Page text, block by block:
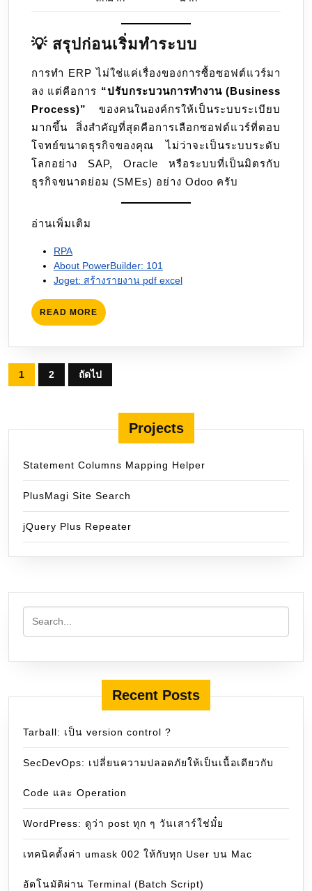
💡 สรุปก่อนเริ่มทำระบบ
การทำ ERP ไม่ใช่แค่เรื่องของการซื้อซอฟต์แวร์มา
ลง แต่คือการ “ปรับกระบวนการทำงาน (Business
Process)”
ของคนในองค์กรให้เป็นระบบระเบียบ
มากขึ้น สิ่งสำคัญที่สุดคือการเลือกซอฟต์แวร์ที่ตอบ
โจทย์ขนาดธุรกิจของคุณ ไม่ว่าจะเป็นระบบระดับ
โลกอย่าง SAP, Oracle หรือระบบที่เป็นมิตรกับ
ธุรกิจขนาดย่อม (SMEs) อย่าง Odoo ครับ
อ่านเพิ่มเติม
RPA
About PowerBuilder: 101
Joget: สร้างรายงาน pdf excel
READ MORE READ
MORE
Posts
pagination
1 2 ถัดไป
Projects
Statement Columns Mapping Helper
PlusMagi Site Search
jQuery Plus Repeater
Recent Posts
Tarball: เป็น version control ?
SecDevOps: เปลี่ยนความปลอดภัยให้เป็นเนื้อเดียวกับ
Code และ Operation
WordPress: ดูว่า post ทุก ๆ วันเสาร์ใช่มั๋ย
เทคนิคตั้งค่า umask 002 ให้กับทุก User บน Mac
อัตโนมัติผ่าน Terminal (Batch Script)